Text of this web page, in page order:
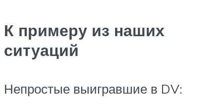
К примеру из наших
ситуаций
Непростые выигравшие в DV: